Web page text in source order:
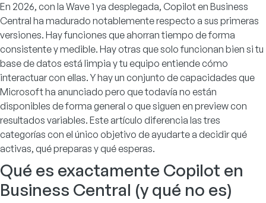
En 2026, con la Wave 1 ya desplegada, Copilot en Business
Central ha madurado notablemente respecto a sus primeras
versiones. Hay funciones que ahorran tiempo de forma
consistente y medible. Hay otras que solo funcionan bien si tu
base de datos está limpia y tu equipo entiende cómo
interactuar con ellas. Y hay un conjunto de capacidades que
Microsoft ha anunciado pero que todavía no están
disponibles de forma general o que siguen en preview con
resultados variables. Este artículo diferencia las tres
categorías con el único objetivo de ayudarte a decidir qué
activas, qué preparas y qué esperas.
Qué es exactamente Copilot en
Business Central (y qué no es)